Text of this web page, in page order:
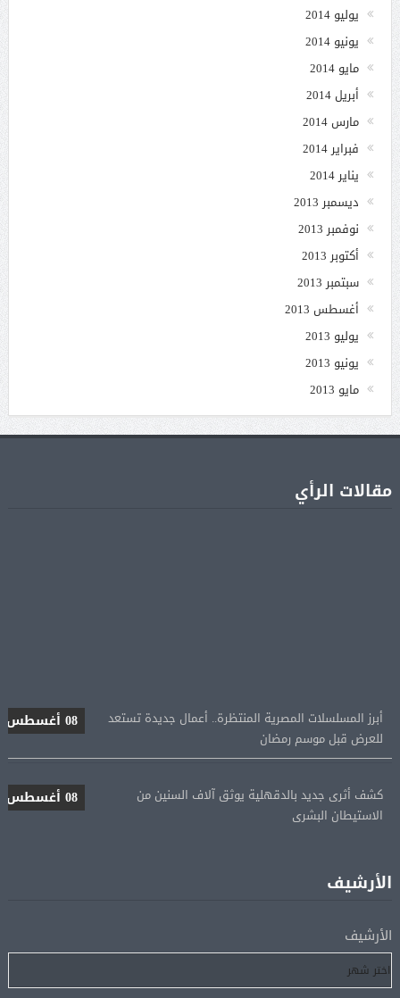
يوليو 2014
يونيو 2014
مايو 2014
أبريل 2014
مارس 2014
فبراير 2014
يناير 2014
ديسمبر 2013
نوفمبر 2013
أكتوبر 2013
سبتمبر 2013
أغسطس 2013
يوليو 2013
يونيو 2013
مايو 2013
مقالات الرأي
للعرض قبل موسم رمضان
الاستيطان البشرى
خلاف متصاعد بشأن الهجرة
الأرشيف
الأرشيف